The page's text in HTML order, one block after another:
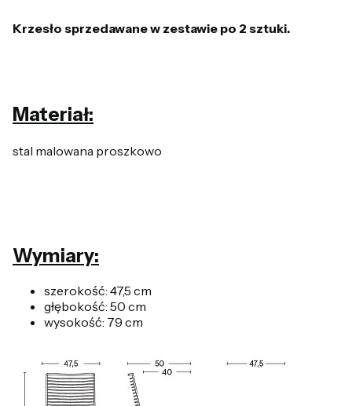
Krzesło sprzedawane w zestawie po 2 sztuki.
Materiał:
stal malowana proszkowo
Wymiary:
szerokość: 47,5 cm
głębokość: 50 cm
wysokość: 79 cm